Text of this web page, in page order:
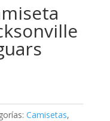
Camisetas,